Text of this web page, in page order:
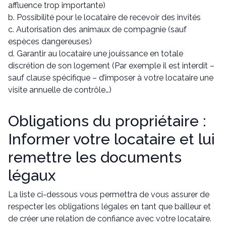
affluence trop importante)
b. Possibilité pour le locataire de recevoir des invités
c. Autorisation des animaux de compagnie (sauf
espèces dangereuses)
d. Garantir au locataire une jouissance en totale
discrétion de son logement (Par exemple il est interdit –
sauf clause spécifique – d’imposer à votre locataire une
visite annuelle de contrôle…)
Obligations du propriétaire :
Informer votre locataire et lui
remettre les documents
légaux
La liste ci-dessous vous permettra de vous assurer de
respecter les obligations légales en tant que bailleur et
de créer une relation de confiance avec votre locataire.